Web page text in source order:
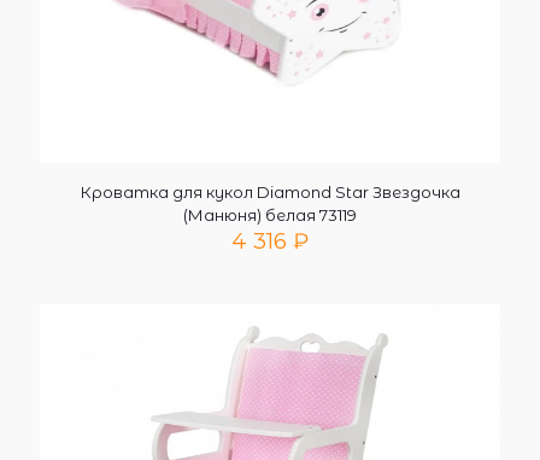
Кроватка для кукол Diamond Star Звездочка
(Манюня) белая 73119
4 316 ₽